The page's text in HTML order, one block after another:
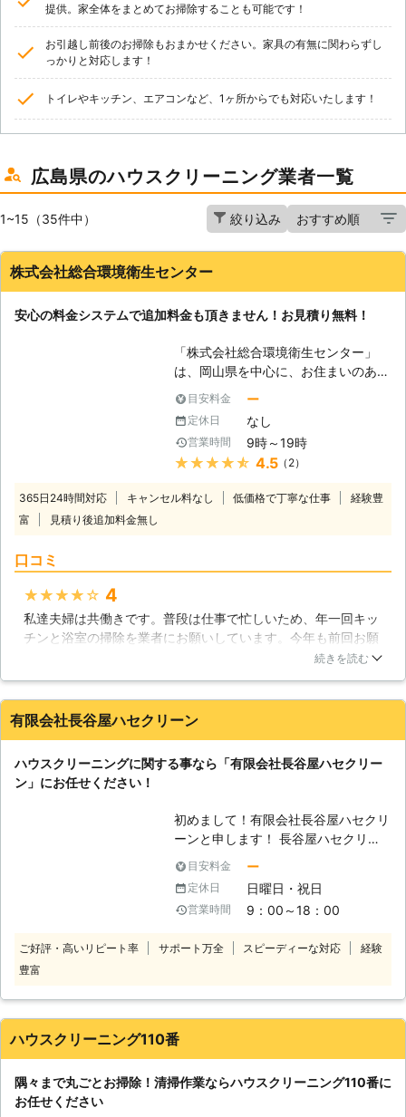
提供。家全体をまとめてお掃除することも可能です！
お引越し前後のお掃除もおまかせください。家具の有無に関わらずし
っかりと対応します！
トイレやキッチン、エアコンなど、1ヶ所からでも対応いたします！
広島県のハウスクリーニング業者一覧
1~15（35件中） 絞り込み
株式会社総合環境衛生センター
安心の料金システムで追加料金も頂きません！お見積り無料！
「株式会社総合環境衛生センター」
は、岡山県を中心に、お住まいのあら
ゆるハウスクリーニングのサービスを
提供しています。大手業者様にはでき
ない格安・安心の料金システムを実
現！もちろん追加料金も頂きませんの
で、お客さまにも大変ご好評頂いてい
す】 ご家庭内のクリーニングはもち
です。どんな些細なハウスクリーニン
グでもお気軽にお問合せください。
【ハウスクリーニングは屋外にも】
るサービスも提供しています。「こん
さい。 【お客さまのことを考えてい
作業においては「早い」・「きれい」
を根本に懇切丁寧な対応を心がけ、
気になる料金においては「安い」をモ
ットーに、見積りやテスト作業、相談
などでは一切費用を頂いておりませ
目安料金 ー
定休日 なし
営業時間 9時～19時
★★★★★ 4.5（2）
365日24時間対応 キャンセル料なし 低価格で丁寧な仕事
経験豊
富
見積り後追加料金無し
口コミ
★★★★★ 4
私達夫婦は共働きです。普段は仕事で忙しいため、年一回キッ
チンと浴室の掃除を業者にお願いしています。今年も前回お願
いしたところにお願いしました。浴室とキッチンの水回りや、
く違います。新品同様になった自宅で新年が迎えられるのは本
当に気持ちがいいです。事前に見積もりをしてもらっているの
岡山県 岡山市東区 2016年12月14日
続きを読む
有限会社長谷屋ハセクリーン
ハウスクリーニングに関する事なら「有限会社長谷屋ハセクリー
ン」にお任せください！
初めまして！有限会社長谷屋ハセクリ
ーンと申します！ 長谷屋ハセクリー
ンは地元に密着した業務(草刈り・伐
採、不用品、遺品整理、ハウスクリー
ニングなど)で皆様が普段生活する中
で起こる「困った！」を解決させて頂
されるお客様は不安な事も多々あると
者・豊富な知識を持ったスタッフが揃
っております。 どんなご依頼にも
の満足！」をモットーに対応いたしま
目安料金 ー
定休日 日曜日・祝日
営業時間 9：00～18：00
ご好評・高いリピート率 サポート万全 スピーディーな対応
経験
豊富
ハウスクリーニング110番
隅々まで丸ごとお掃除！清掃作業ならハウスクリーニング110番に
お任せください